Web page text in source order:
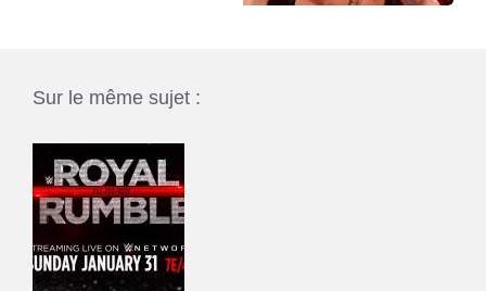
Sur le même sujet :